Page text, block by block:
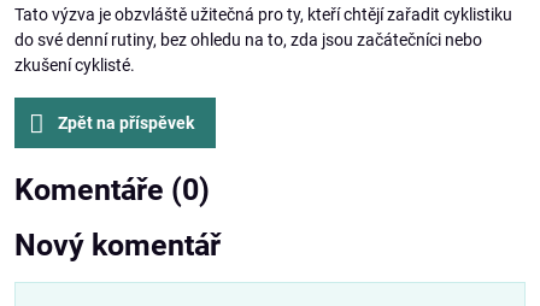
Tato výzva je obzvláště užitečná pro ty, kteří chtějí zařadit cyklistiku
do své denní rutiny, bez ohledu na to, zda jsou začátečníci nebo
zkušení cyklisté.
Zpět na příspěvek
Komentáře (0)
Nový komentář